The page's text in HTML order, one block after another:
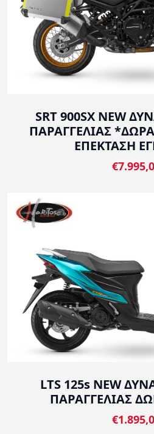
SRT 900SX NEW
ΠΑΡΑΓΓΕΛΙΑΣ
ΕΠΕΚΤΑΣΗ
LTS 125s NEW
ΠΑΡΑΓΓΕΛΙΑΣ